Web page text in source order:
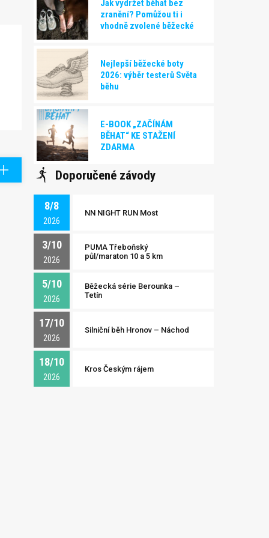
Jak vydržet běhat bez
zranění? Pomůžou ti i
vhodně zvolené běžecké
Nejlepší běžecké boty
2026: výběr testerů Světa
běhu
E-BOOK „ZAČÍNÁM
BĚHAT“ KE STAŽENÍ
ZDARMA
Doporučené závody
8/8
2026
NN NIGHT RUN Most
3/10
2026
PUMA Třeboňský
půl/maraton 10 a 5 km
5/10
2026
Běžecká série Berounka –
Tetín
17/10
2026
Silniční běh Hronov – Náchod
18/10
2026
Kros Českým rájem